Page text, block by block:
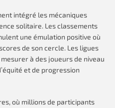
intégré les mécaniques
solitaire. Les classements
une émulation positive où
de son cercle. Les ligues
à des joueurs de niveau
et de progression
où millions de participants